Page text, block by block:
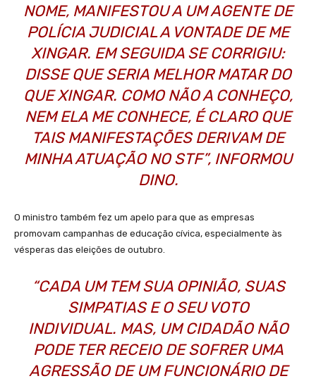
NOME, MANIFESTOU A UM AGENTE DE
POLÍCIA JUDICIAL A VONTADE DE ME
XINGAR. EM SEGUIDA SE CORRIGIU:
DISSE QUE SERIA MELHOR MATAR DO
QUE XINGAR. COMO NÃO A CONHEÇO,
NEM ELA ME CONHECE, É CLARO QUE
TAIS MANIFESTAÇÕES DERIVAM DE
MINHA ATUAÇÃO NO STF”, INFORMOU
DINO.
O ministro também fez um apelo para que as empresas
promovam campanhas de educação cívica, especialmente às
vésperas das eleições de outubro.
“CADA UM TEM SUA OPINIÃO, SUAS
SIMPATIAS E O SEU VOTO
INDIVIDUAL. MAS, UM CIDADÃO NÃO
PODE TER RECEIO DE SOFRER UMA
AGRESSÃO DE UM FUNCIONÁRIO DE